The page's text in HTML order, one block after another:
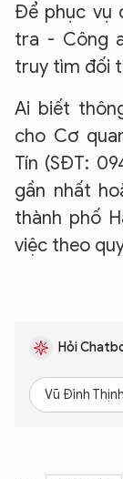
Để phục vụ
tra - Công
truy tìm đối
Ai biết
cho Cơ
Tín (SĐT:
gần nhất
thành phố
việc theo
Hỏi
Vũ Đình